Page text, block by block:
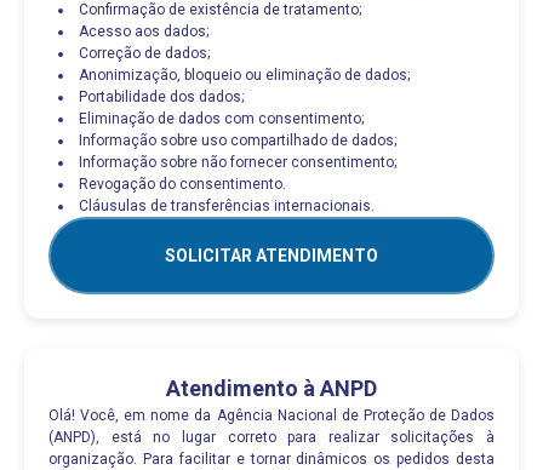
Confirmação de existência de tratamento;
Acesso aos dados;
Correção de dados;
Anonimização, bloqueio ou eliminação de dados;
Portabilidade dos dados;
Eliminação de dados com consentimento;
Informação sobre uso compartilhado de dados;
Informação sobre não fornecer consentimento;
Revogação do consentimento.
Cláusulas de transferências internacionais.
SOLICITAR ATENDIMENTO
Atendimento à ANPD
Olá! Você, em nome da Agência Nacional de Proteção de Dados
(ANPD), está no lugar correto para realizar solicitações à
organização. Para facilitar e tornar dinâmicos os pedidos desta